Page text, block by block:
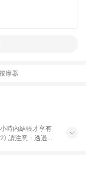
摩器
時內結帳才享有